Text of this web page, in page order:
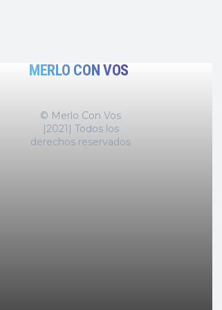
MERLO CON VOS
© Merlo Con Vos
|2021| Todos los
derechos reservados